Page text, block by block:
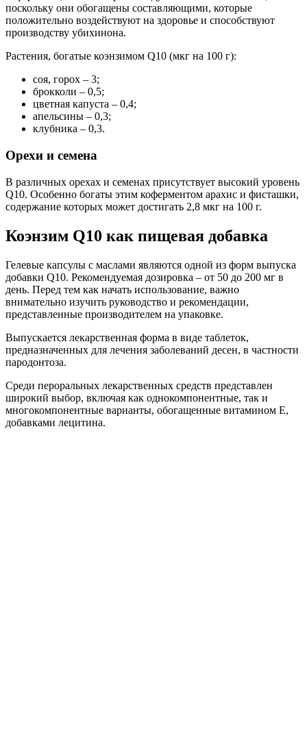
поскольку они обогащены составляющими, которые
положительно воздействуют на здоровье и способствуют
производству убихинона.
Растения, богатые коэнзимом Q10 (мкг на 100 г):
соя, горох – 3;
брокколи – 0,5;
цветная капуста – 0,4;
апельсины – 0,3;
клубника – 0,3.
Орехи и семена
В различных орехах и семенах присутствует высокий уровень
Q10. Особенно богаты этим коферментом арахис и фисташки,
содержание которых может достигать 2,8 мкг на 100 г.
Коэнзим Q10 как пищевая добавка
Гелевые капсулы с маслами являются одной из форм выпуска
добавки Q10. Рекомендуемая дозировка – от 50 до 200 мг в
день. Перед тем как начать использование, важно
внимательно изучить руководство и рекомендации,
представленные производителем на упаковке.
Выпускается лекарственная форма в виде таблеток,
предназначенных для лечения заболеваний десен, в частности
пародонтоза.
Среди пероральных лекарственных средств представлен
широкий выбор, включая как однокомпонентные, так и
многокомпонентные варианты, обогащенные витамином Е,
добавками лецитина.